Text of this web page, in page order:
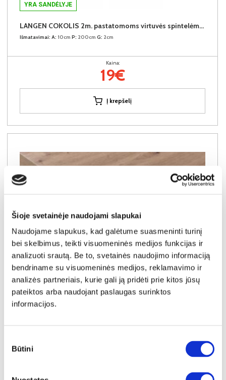
Šioje svetainėje naudojami slapukai
Naudojame slapukus, kad galėtume suasmeninti turinį
bei skelbimus, teikti visuomeninės medijos funkcijas ir
analizuoti srautą. Be to, svetainės naudojimo informaciją
bendriname su visuomeninės medijos, reklamavimo ir
analizės partneriais, kurie gali ją pridėti prie kitos jūsų
pateiktos arba naudojant paslaugas surinktos
informacijos.
pasirinkimas
Būtini
YRA SANDĖLYJE
LANGEN COKOLIS 2m. pastatomoms virtuvės spintelėms (2 metrai)
Išmatavimai: A: 10cm P: 200cm G: 2cm
Kaina:
19€
Į krepšelį
YRA SANDĖLYJE